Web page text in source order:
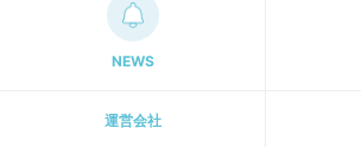
NEWS
運営会社